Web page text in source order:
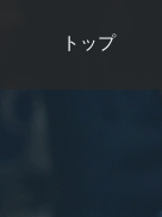
トップ